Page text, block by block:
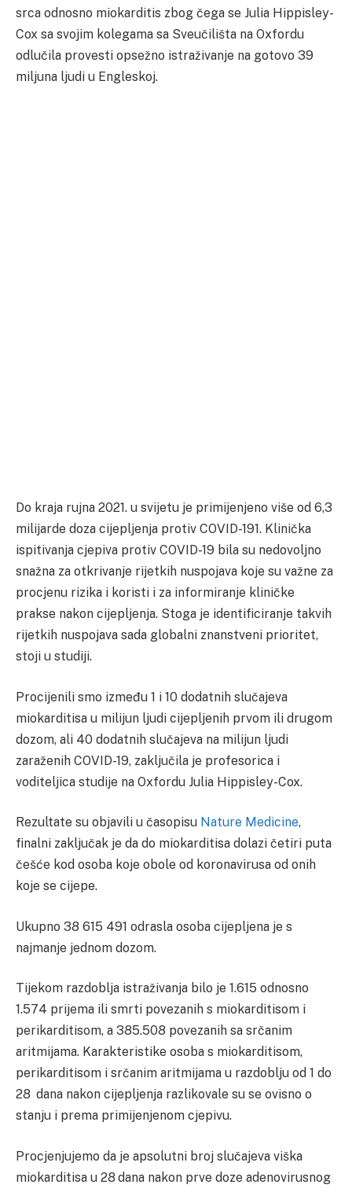
srca odnosno miokarditis zbog čega se Julia Hippisley-
Cox sa svojim kolegama sa Sveučilišta na Oxfordu
odlučila provesti opsežno istraživanje na gotovo 39
miljuna ljudi u Engleskoj.
Do kraja rujna 2021. u svijetu je primijenjeno više od 6,3
milijarde doza cijepljenja protiv COVID-191. Klinička
ispitivanja cjepiva protiv COVID-19 bila su nedovoljno
snažna za otkrivanje rijetkih nuspojava koje su važne za
procjenu rizika i koristi i za informiranje kliničke
prakse nakon cijepljenja. Stoga je identificiranje takvih
rijetkih nuspojava sada globalni znanstveni prioritet,
stoji u studiji.
Procijenili smo između 1 i 10 dodatnih slučajeva
miokarditisa u milijun ljudi cijepljenih prvom ili drugom
dozom, ali 40 dodatnih slučajeva na milijun ljudi
zaraženih COVID-19, zaključila je profesorica i
voditeljica studije na Oxfordu Julia Hippisley-Cox.
Rezultate su objavili u časopisu Nature Medicine,
finalni zaključak je da do miokarditisa dolazi četiri puta
češće kod osoba koje obole od koronavirusa od onih
koje se cijepe.
Ukupno 38 615 491 odrasla osoba cijepljena je s
najmanje jednom dozom.
Tijekom razdoblja istraživanja bilo je 1.615 odnosno
1.574 prijema ili smrti povezanih s miokarditisom i
perikarditisom, a 385.508 povezanih sa srčanim
aritmijama. Karakteristike osoba s miokarditisom,
perikarditisom i srčanim aritmijama u razdoblju od 1 do
28 dana nakon cijepljenja razlikovale su se ovisno o
stanju i prema primijenjenom cjepivu.
Procjenjujemo da je apsolutni broj slučajeva viška
miokarditisa u 28 dana nakon prve doze adenovirusnog